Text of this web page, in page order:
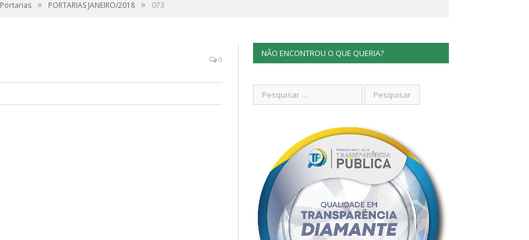
Portarias » PORTARIAS JANEIRO/2018 » 073
0
NÃO ENCONTROU O QUE QUERIA?